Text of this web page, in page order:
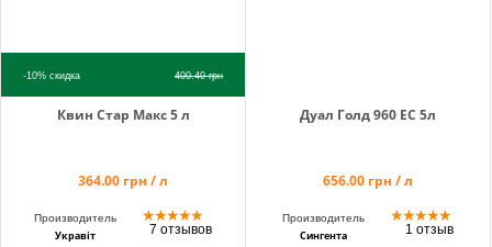
-10%скидка 400.40грн
Квин Стар Макс 5 л
364.00 грн / л
Производитель
Укравіт
★★★★★
7 отзывов
Дуал Голд 960 ЕС 5л
656.00 грн / л
Производитель
Сингента
★★★★★
1 отзыв